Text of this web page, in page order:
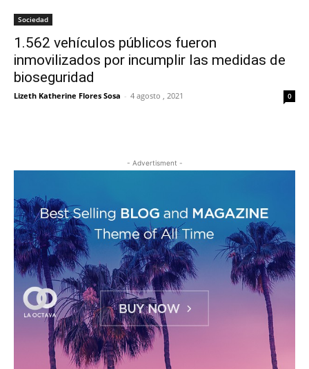
Sociedad
1.562 vehículos públicos fueron
inmovilizados por incumplir las medidas de
bioseguridad
Lizeth Katherine Flores Sosa - 4 agosto , 2021 0
- Advertisment -